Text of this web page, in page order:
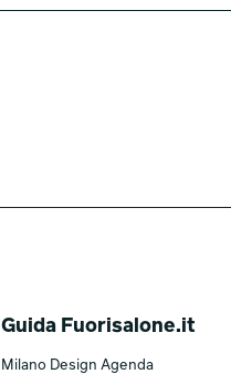
Guida Fuorisalone.it
Milano Design Agenda